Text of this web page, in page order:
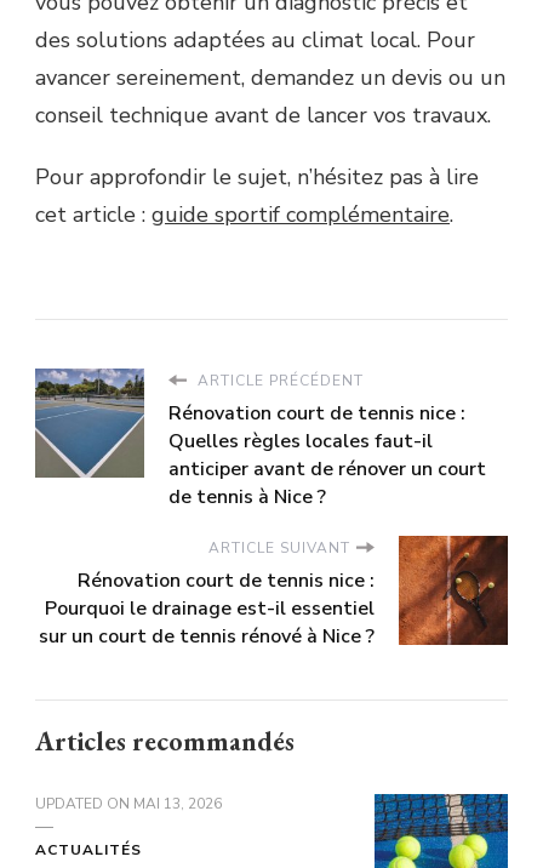
des solutions adaptées au climat local. Pour
avancer sereinement, demandez un devis ou un
conseil technique avant de lancer vos travaux.
Pour approfondir le sujet, n’hésitez pas à lire
cet article : guide sportif complémentaire.
ARTICLE PRÉCÉDENT
Rénovation court de tennis nice :
Quelles règles locales faut-il
anticiper avant de rénover un court
de tennis à Nice ?
ARTICLE SUIVANT
Rénovation court de tennis nice :
Pourquoi le drainage est-il essentiel
sur un court de tennis rénové à Nice ?
Articles recommandés
UPDATED ON MAI 13, 2026
ACTUALITÉS